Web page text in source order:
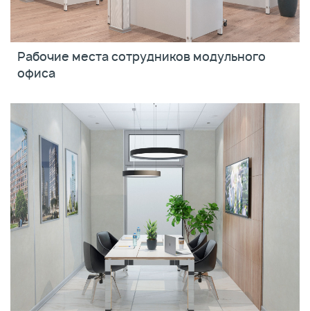
Рабочие места сотрудников модульного
офиса